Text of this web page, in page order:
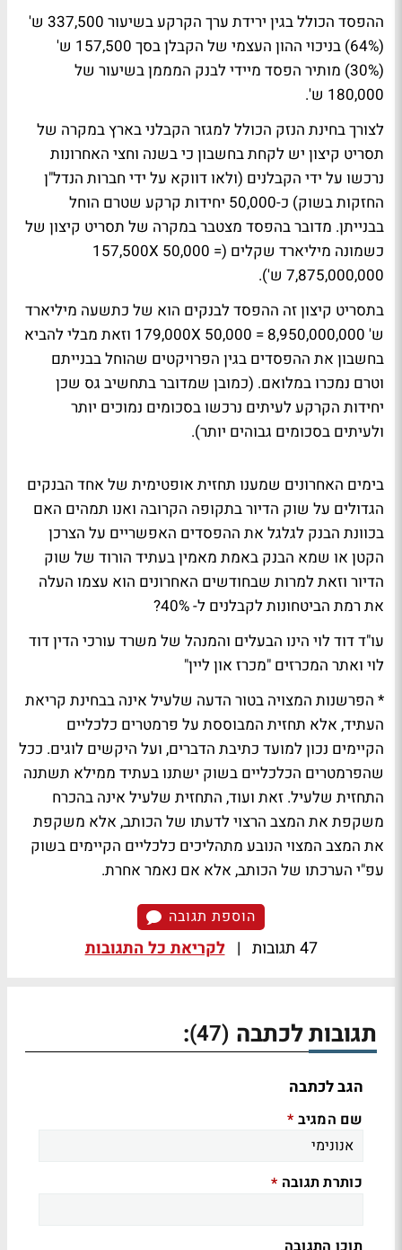
ההפסד הכולל בגין ירידת ערך הקרקע בשיעור 337,500 ש'
(64%) בניכוי ההון העצמי של הקבלן בסך 157,500 ש'
(30%) מותיר הפסד מיידי לבנק המממן בשיעור של
180,000 ש'.
לצורך בחינת הנזק הכולל למגזר הקבלני בארץ במקרה של
תסריט קיצון יש לקחת בחשבון כי בשנה וחצי האחרונות
נרכשו על ידי הקבלנים (ולאו דווקא על ידי חברות הנדל"ן
החזקות בשוק) כ-50,000 יחידות קרקע שטרם הוחל
בבנייתן. מדובר בהפסד מצטבר במקרה של תסריט קיצון של
כשמונה מיליארד שקלים (157,500X 50,000 =
7,875,000,000 ש').
בתסריט קיצון זה ההפסד לבנקים הוא של כתשעה מיליארד
ש' 179,000X 50,000 = 8,950,000,000 וזאת מבלי להביא
בחשבון את ההפסדים בגין הפרויקטים שהוחל בבנייתם
וטרם נמכרו במלואם. (כמובן שמדובר בתחשיב גס שכן
יחידות הקרקע לעיתים נרכשו בסכומים נמוכים יותר
ולעיתים בסכומים גבוהים יותר).
בימים האחרונים שמענו תחזית אופטימית של אחד הבנקים
הגדולים על שוק הדיור בתקופה הקרובה ואנו תמהים האם
בכוונת הבנק לגלגל את ההפסדים האפשריים על הצרכן
הקטן או שמא הבנק באמת מאמין בעתיד הורוד של שוק
הדיור וזאת למרות שבחודשים האחרונים הוא עצמו העלה
את רמת הביטחונות לקבלנים ל- 40%?
עו"ד דוד לוי הינו הבעלים והמנהל של משרד עורכי הדין דוד
לוי ואתר המכרזים "מכרז און ליין"
* הפרשנות המצויה בטור הדעה שלעיל אינה בבחינת קריאת
העתיד, אלא תחזית המבוססת על פרמטרים כלכליים
הקיימים נכון למועד כתיבת הדברים, ועל היקשים לוגים. ככל
שהפרמטרים הכלכליים בשוק ישתנו בעתיד ממילא תשתנה
התחזית שלעיל. זאת ועוד, התחזית שלעיל אינה בהכרח
משקפת את המצב הרצוי לדעתו של הכותב, אלא משקפת
את המצב המצוי הנובע מתהליכים כלכליים הקיימים בשוק
עפ"י הערכתו של הכותב, אלא אם נאמר אחרת.
הוספת תגובה
47 תגובות | לקריאת כל התגובות
תגובות לכתבה (47)
:
הגב לכתבה
שם המגיב *
כותרת תגובה *